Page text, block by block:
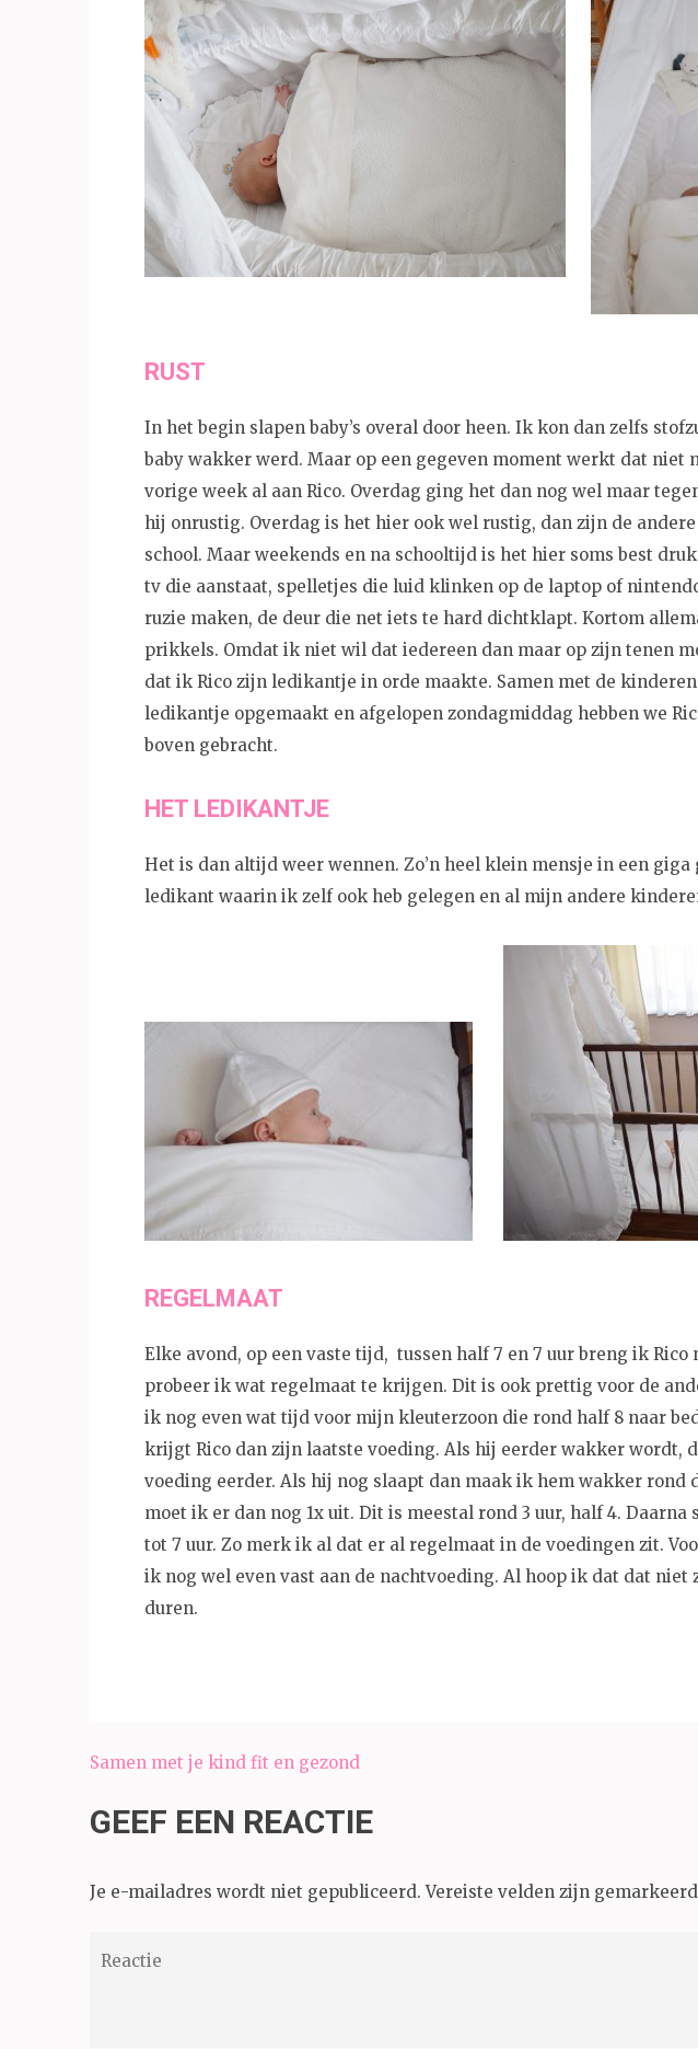
RUST
In het begin slapen baby’s overal door heen. Ik kon dan zelfs
baby wakker werd. Maar op een gegeven moment werkt dat niet
vorige week al aan Rico. Overdag ging het dan nog wel maar
hij onrustig. Overdag is het hier ook wel rustig, dan zijn de
school. Maar weekends en na schooltijd is het hier soms best
tv die aanstaat, spelletjes die luid klinken op de laptop of
ruzie maken, de deur die net iets te hard dichtklapt. Kortom
prikkels. Omdat ik niet wil dat iedereen dan maar op zijn tenen
dat ik Rico zijn ledikantje in orde maakte. Samen met de
ledikantje opgemaakt en afgelopen zondagmiddag hebben we
boven gebracht.
HET LEDIKANTJE
Het is dan altijd weer wennen. Zo’n heel klein mensje in een
ledikant waarin ik zelf ook heb gelegen en al mijn andere
REGELMAAT
Elke avond, op een vaste tijd, tussen half 7 en 7 uur breng ik Rico
probeer ik wat regelmaat te krijgen. Dit is ook prettig voor de
ik nog even wat tijd voor mijn kleuterzoon die rond half 8 naar
krijgt Rico dan zijn laatste voeding. Als hij eerder wakker wordt,
voeding eerder. Als hij nog slaapt dan maak ik hem wakker rond
moet ik er dan nog 1x uit. Dit is meestal rond 3 uur, half 4. Daarna
tot 7 uur. Zo merk ik al dat er al regelmaat in de voedingen zit.
ik nog wel even vast aan de nachtvoeding. Al hoop ik dat dat niet
duren.
Bericht
Samen met je kind fit en gezond
GEEF EEN REACTIE
Je e-mailadres wordt niet gepubliceerd. Vereiste velden zijn